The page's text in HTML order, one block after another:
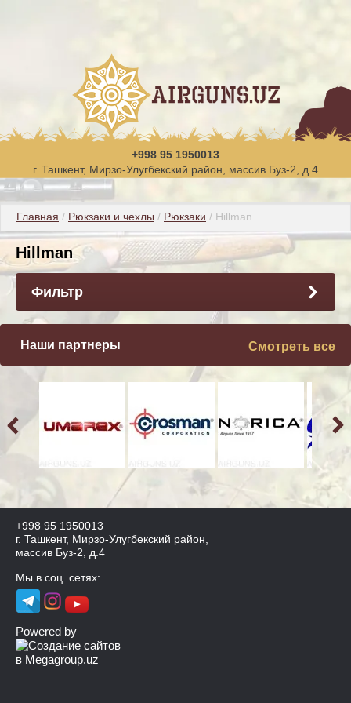
+998 95 1950013
г. Ташкент, Мирзо-Улугбекский район, массив Буз-2, д.4
Главная / Рюкзаки и чехлы / Рюкзаки / Hillman
Hillman
Фильтр
Наши партнеры Смотреть все
+998 95 1950013
г. Ташкент, Мирзо-Улугбекский район,
массив Буз-2, д.4
Мы в соц. сетях:
Powered by